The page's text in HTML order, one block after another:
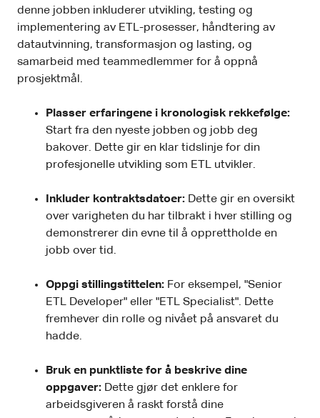
denne jobben inkluderer utvikling, testing og
implementering av ETL-prosesser, håndtering av
datautvinning, transformasjon og lasting, og
samarbeid med teammedlemmer for å oppnå
prosjektmål.
Plasser erfaringene i kronologisk rekkefølge:
Start fra den nyeste jobben og jobb deg
bakover. Dette gir en klar tidslinje for din
profesjonelle utvikling som ETL utvikler.
Inkluder kontraktsdatoer: Dette gir en oversikt
over varigheten du har tilbrakt i hver stilling og
demonstrerer din evne til å opprettholde en
jobb over tid.
Oppgi stillingstittelen: For eksempel, "Senior
ETL Developer" eller "ETL Specialist". Dette
fremhever din rolle og nivået på ansvaret du
hadde.
Bruk en punktliste for å beskrive dine
oppgaver: Dette gjør det enklere for
arbeidsgiveren å raskt forstå dine